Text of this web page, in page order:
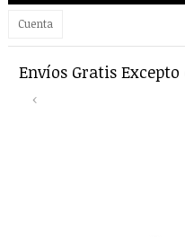
Cuenta
Envíos Gratis
‹